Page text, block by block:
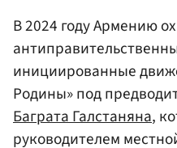
В 2024 году Армению
инициированные
Родины» под
Баграта Галстаняна,
руководителем